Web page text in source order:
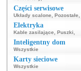
Części serwisowe
Układy scalone Pozostałe
Elektryka
Kable zasilające Puszki
Inteligentny dom
Wszystkie
Karty sieciowe
Wszystkie